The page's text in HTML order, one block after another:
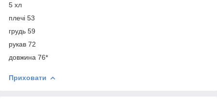
5 хл
плечі 53
грудь 59
рукав 72
довжина 76*
Приховати